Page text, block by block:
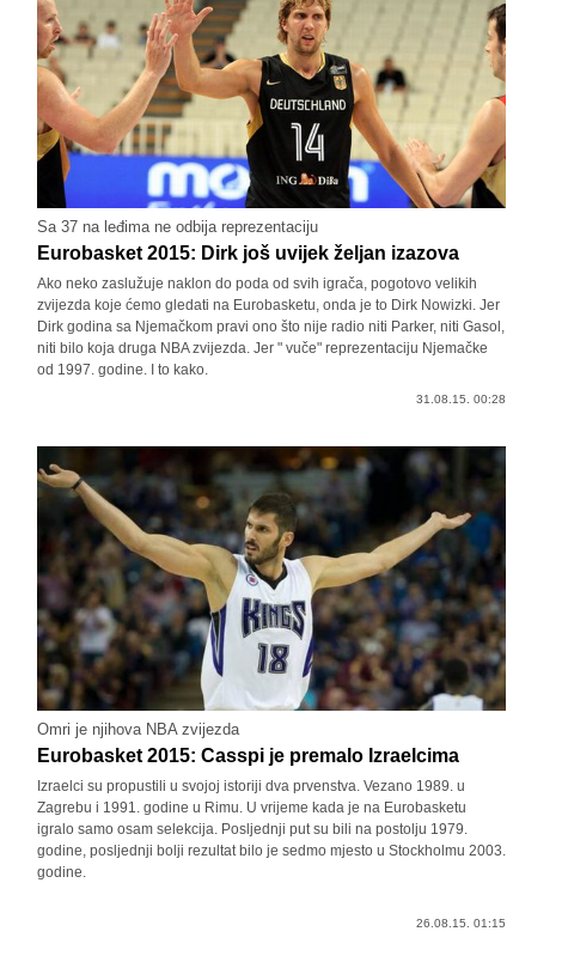
Sa 37 na leđima ne odbija reprezentaciju
Eurobasket 2015: Dirk još uvijek željan izazova
Ako neko zaslužuje naklon do poda od svih igrača, pogotovo velikih
zvijezda koje ćemo gledati na Eurobasketu, onda je to Dirk Nowizki. Jer
Dirk godina sa Njemačkom pravi ono što nije radio niti Parker, niti Gasol,
niti bilo koja druga NBA zvijezda. Jer " vuče" reprezentaciju Njemačke
od 1997. godine. I to kako.
31.08.15. 00:28
Omri je njihova NBA zvijezda
Eurobasket 2015: Casspi je premalo Izraelcima
Izraelci su propustili u svojoj istoriji dva prvenstva. Vezano 1989. u
Zagrebu i 1991. godine u Rimu. U vrijeme kada je na Eurobasketu
igralo samo osam selekcija. Posljednji put su bili na postolju 1979.
godine, posljednji bolji rezultat bilo je sedmo mjesto u Stockholmu 2003.
godine.
26.08.15. 01:15